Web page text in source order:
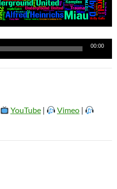
00:00
YouTube| Vimeo|